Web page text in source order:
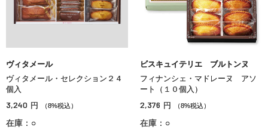
ヴィタメール
ヴィタメール・セレクション２４
個入
3,240 円 （8%税込）
在庫：○
ビスキュイテリエ ブルトンヌ
フィナンシェ・マドレーヌ アソ
ート（１０個入）
2,376 円 （8%税込）
在庫：○